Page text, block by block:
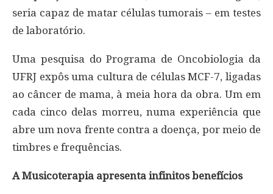
seria capaz de matar células tumorais – em testes
de laboratório.
Uma pesquisa do Programa de Oncobiologia da
UFRJ expôs uma cultura de células MCF-7, ligadas
ao câncer de mama, à meia hora da obra. Um em
cada cinco delas morreu, numa experiência que
abre um nova frente contra a doença, por meio de
timbres e frequências.
A Musicoterapia apresenta infinitos benefícios